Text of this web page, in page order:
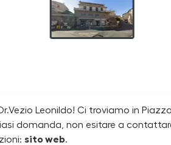
Leonildo! Ci troviamo in
domanda, non esitare a
sito web.